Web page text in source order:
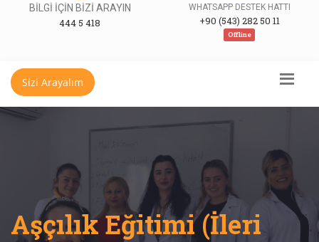
BİLGİ İÇİN BİZİ ARAYIN
444 5 418
WHATSAPP DESTEK HATTI
+90 (543) 282 50 11
Offline
Sizi Arayalım
Aşçılık Eğitimi (İleri